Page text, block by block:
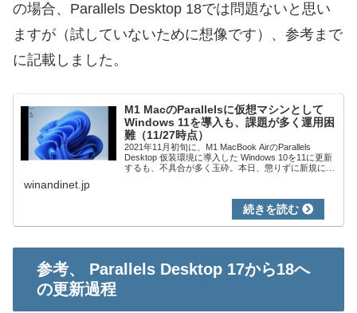
の場合、Parallels Desktop 18では問題ないと思い
ますが（試していないために想像です）、参考まで
に記載しました。
M1 MacのParallelsに仮想マシンとして
Windows 11を導入も、課題が多く運用困
難（11/27時点）
2021年11月初旬に、M1 MacBook AirのParallels
Desktop 仮装環境に導入した Windows 10を11に更新
するも、不具合が多く玉砕。本日、懲りずに新規に
winandinet.jp
参考、 Parallels Desktop 17から18へ
の更新過程